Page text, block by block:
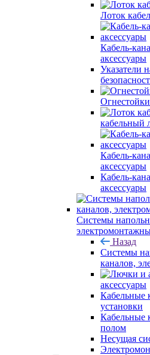
Лоток
Кабель-
аксессуары
Указатели
кабельный
Кабель-
аксессуары
Кабель-
аксессуары
Системы
Назад
Системы
каналов,
аксессуары
Кабельные
установки
Кабельные
полом
Несущая